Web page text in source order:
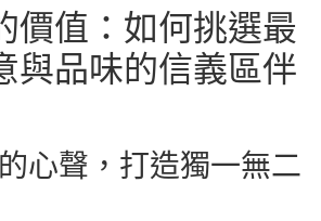
價值：如何挑選最
與品味的信義區伴
心聲，打造獨一無二